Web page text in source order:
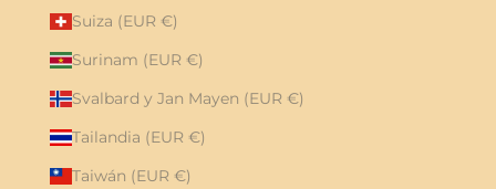
Suiza (EUR €)
Surinam (EUR €)
Svalbard y Jan Mayen (EUR €)
Tailandia (EUR €)
Taiwán (EUR €)